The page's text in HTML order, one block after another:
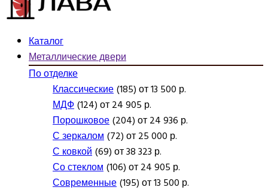
Каталог
Металлические двери
По отделке
Классические(185) от 13 500 р.
МДФ(124) от 24 905 р.
Порошковое(204) от 24 936 р.
С зеркалом(72) от 25 000 р.
С ковкой(69) от 38 323 р.
Со стеклом(106) от 24 905 р.
Современные(195) от 13 500 р.